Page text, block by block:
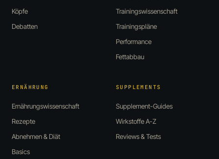
Köpfe
Debatten
Trainingswissenschaft
Trainingspläne
Performance
Fettabbau
ERNÄHRUNG
Ernährungswissenschaft
Rezepte
Abnehmen & Diät
Basics
SUPPLEMENTS
Supplement-Guides
Wirkstoffe A-Z
Reviews & Tests